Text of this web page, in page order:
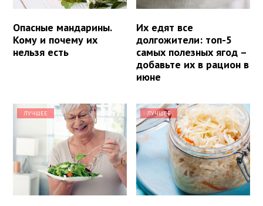
Опасные мандарины.
Кому и почему их
нельзя есть
Их едят все
долгожители: топ-5
самых полезных ягод –
добавьте их в рацион в
июне
ЛУЧШЕЕ ЛУЧШЕЕ